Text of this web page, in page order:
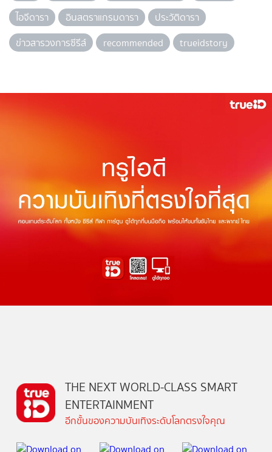
ไอจีดารา
อินสตราแกรมดารา
ประวัติดารา
ข่าวสารวงการซีรีส์
recommended trueidstory
THE NEXT WORLD-CLASS SMART
ENTERTAINMENT
อีกขั้นของความบันเทิงระดับโลกตรงใจคุณ